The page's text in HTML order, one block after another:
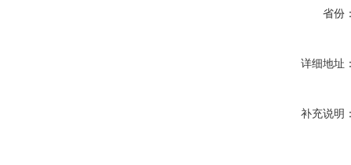
省份
详细地址
补充说明